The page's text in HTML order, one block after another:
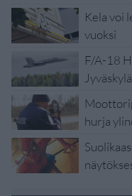
Kela voi
vuoksi
F/A-18
hurja